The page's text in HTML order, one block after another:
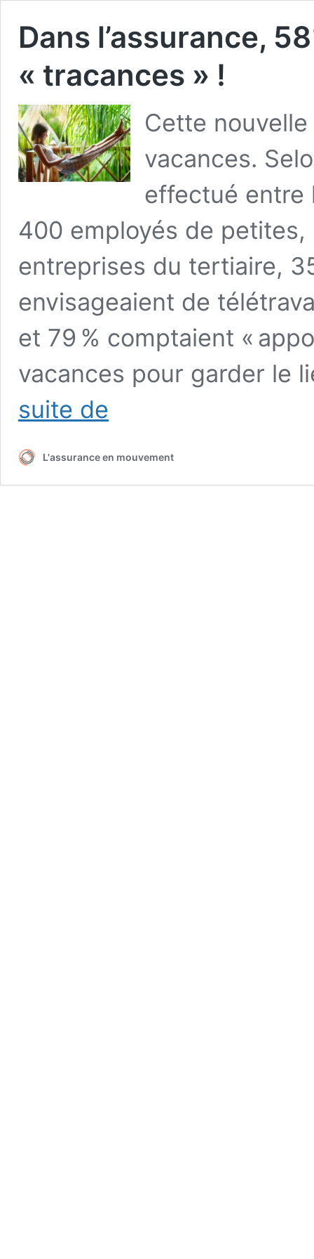
Dans l’assurance,
« tracances » !
Cette
vacances.
effectué entre
400 employés de
entreprises du tertiaire,
envisageaient de
et 79 % comptaient «
vacances pour garder le
suite de
les
!
L'assurance en mouvement